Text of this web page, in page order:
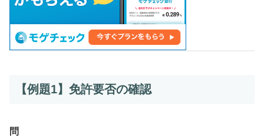
【例題1】免許要否の確認
問